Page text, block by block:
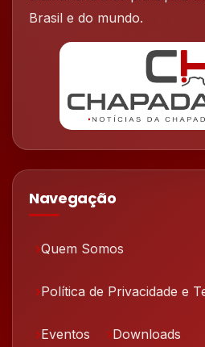
Brasil e do mundo.
Navegação
Quem Somos
Política de Privacidade e
Eventos Downloads